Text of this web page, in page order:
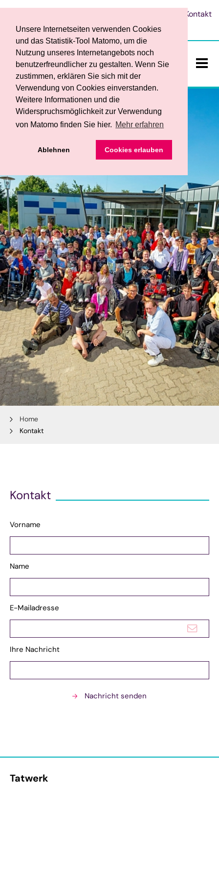
Unsere Internetseiten verwenden Cookies
und das Statistik-Tool Matomo, um die
Nutzung unseres Internetangebots noch
benutzerfreundlicher zu gestalten. Wenn Sie
zustimmen, erklären Sie sich mit der
Verwendung von Cookies einverstanden.
Weitere Informationen und die
Widerspruchsmöglichkeit zur Verwendung
von Matomo finden Sie hier. Mehr erfahren
Ablehnen Cookies erlauben
verlassen
Kontakt
Home
Kontakt
Kontakt
Vorname
Name
E-Mailadresse
Ihre Nachricht
Nachricht senden
Tatwerk